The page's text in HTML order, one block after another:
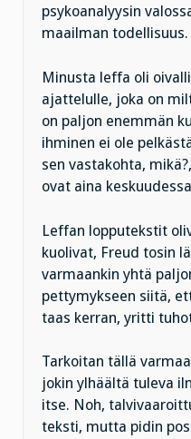
psykoanalyysin
maailman todellisuus.
Minusta leffa oli
ajattelulle, joka on
on paljon enemmän
ihminen ei ole
sen vastakohta,
ovat aina
Leffan lopputekstit
kuolivat, Freud tosin
varmaankin yhtä
pettymykseen siitä,
taas kerran, yritti
Tarkoitan tällä
jokin ylhäältä tuleva
itse. Noh,
teksti, mutta pidin